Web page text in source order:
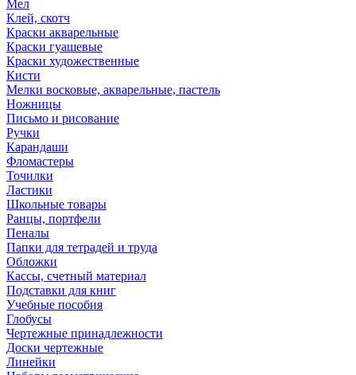
Мел
Клей, скотч
Краски акварельные
Краски гуашевые
Краски художественные
Кисти
Мелки восковые, акварельные, пастель
Ножницы
Письмо и рисование
Ручки
Карандаши
Фломастеры
Точилки
Ластики
Школьные товары
Ранцы, портфели
Пеналы
Папки для тетрадей и труда
Обложки
Кассы, счетный материал
Подставки для книг
Учебные пособия
Глобусы
Чертежные принадлежности
Доски чертежные
Линейки